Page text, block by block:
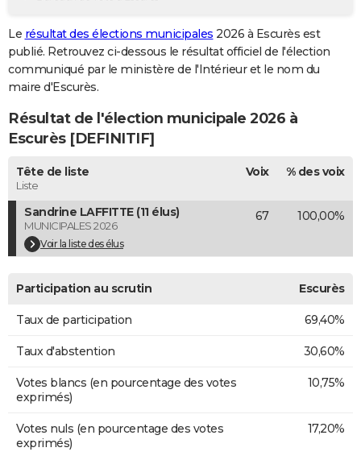
GUIDES D'ACHAT
BONS PLANS
CARTE DE VOEUX
Carte de Noël
Carte Bonne année
Carte Saint-Valentin
Carte Pâques
Carte d'anniversaire
DICTIONNAIRE
Dictionnaire
Biographies
Citations
Expressions
Proverbes
PROGRAMME TV
COPAINS D'AVANT
S'inscrire
Se connecter
Lycées
Collèges
Primaires
Universités
Entreprises
Service militaire
Avis de recherche
AVIS DE DÉCÈS
FORUM
Le résultat des élections municipales 2026 à Escurès est
publié. Retrouvez ci-dessous le résultat officiel de l'élection
communiqué par le ministère de l'Intérieur et le nom du
maire d'Escurès.
Résultat de l'élection municipale 2026 à
Escurès [DEFINITIF]
Tête de liste
Liste
Voix % des voix
Sandrine LAFFITTE (11 élus)
MUNICIPALES 2026
Voir la liste des élus
67 100,00%
Participation au scrutin Escurès
Taux de participation 69,40%
Taux d'abstention 30,60%
Votes blancs (en pourcentage des votes
exprimés)
10,75%
Votes nuls (en pourcentage des votes
exprimés)
17,20%